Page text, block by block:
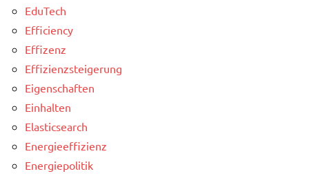
EduTech
Efficiency
Effizenz
Effizienzsteigerung
Eigenschaften
Einhalten
Elasticsearch
Energieeffizienz
Energiepolitik